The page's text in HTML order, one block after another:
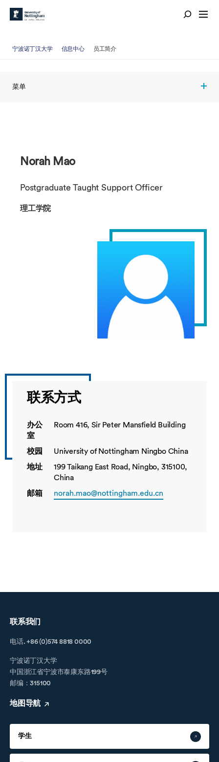
宁波诺丁汉大学 信息中心 员工简介
菜单
Norah Mao
Postgraduate Taught Support Officer
理工学院
联系方式
办公
室
Room 416, Sir Peter Mansfield Building
校园
University of Nottingham Ningbo China
地址
199 Taikang East Road, Ningbo, 315100,
China
邮箱
norah.mao@nottingham.edu.cn
联系我们
电话. +86 (0)574 8818 0000
宁波诺丁汉大学
中国浙江省宁波市泰康东路199号
邮编：315100
地图导航
学生